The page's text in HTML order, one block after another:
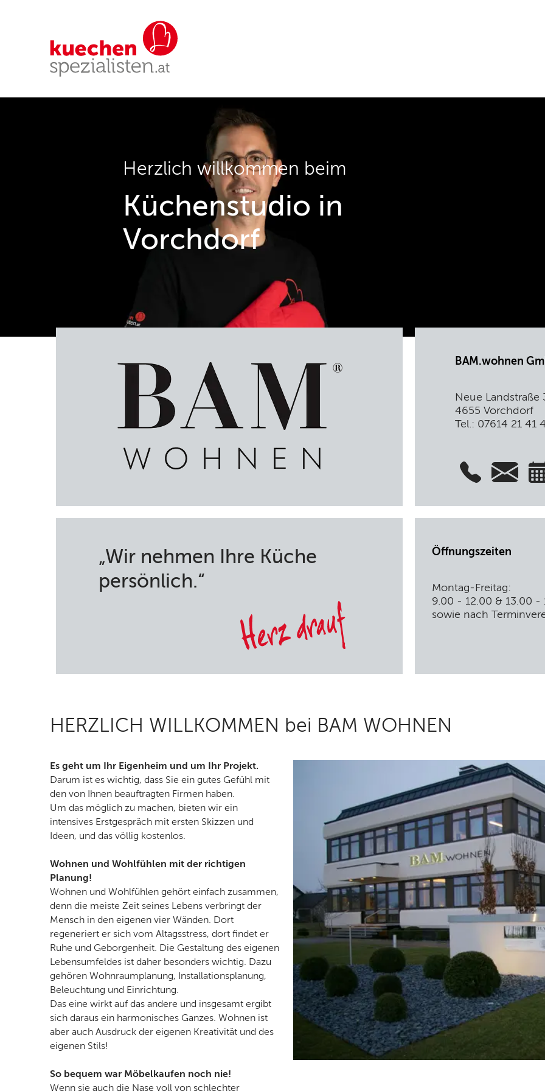
Herzlich willkommen beim
Küchenstudio in
Vorchdorf
BAM.wohnen
Neue Landstraße
4655 Vorchdorf
Tel.: 07614 21 41
Öffnungszeiten
Montag-Freitag:
9.00 - 12.00 & 13.00 -
sowie nach
„Wir nehmen Ihre Küche
persönlich.“
HERZLICH WILLKOMMEN bei BAM WOHNEN
Es geht um Ihr Eigenheim und um Ihr Projekt.
Darum ist es wichtig, dass Sie ein gutes Gefühl mit
den von Ihnen beauftragten Firmen haben.
Um das möglich zu machen, bieten wir ein
intensives Erstgespräch mit ersten Skizzen und
Ideen, und das völlig kostenlos.
Wohnen und Wohlfühlen mit der richtigen
Planung!
Wohnen und Wohlfühlen gehört einfach zusammen,
denn die meiste Zeit seines Lebens verbringt der
Mensch in den eigenen vier Wänden. Dort
regeneriert er sich vom Altagsstress, dort findet er
Ruhe und Geborgenheit. Die Gestaltung des eigenen
Lebensumfeldes ist daher besonders wichtig. Dazu
gehören Wohnraumplanung, Installationsplanung,
Beleuchtung und Einrichtung.
Das eine wirkt auf das andere und insgesamt ergibt
sich daraus ein harmonisches Ganzes. Wohnen ist
aber auch Ausdruck der eigenen Kreativität und des
eigenen Stils!
So bequem war Möbelkaufen noch nie!
Wenn sie auch die Nase voll von schlechter